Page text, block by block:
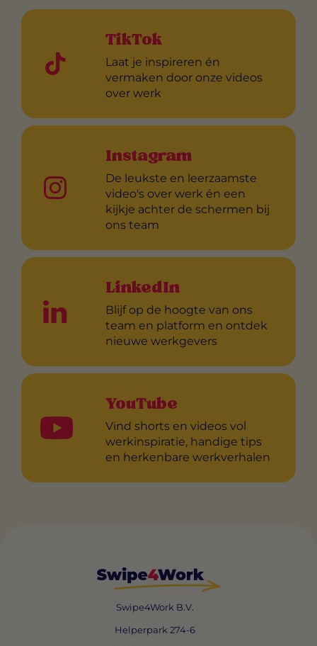
TikTok
Laat je inspireren én
vermaken door onze videos
over werk
Instagram
De leukste en leerzaamste
video's over werk én een
kijkje achter de schermen bij
ons team
LinkedIn
Blijf op de hoogte van ons
team en platform en ontdek
nieuwe werkgevers
YouTube
Vind shorts en videos vol
werkinspiratie, handige tips
en herkenbare werkverhalen
Swipe4Work B.V.
Helperpark 274-6